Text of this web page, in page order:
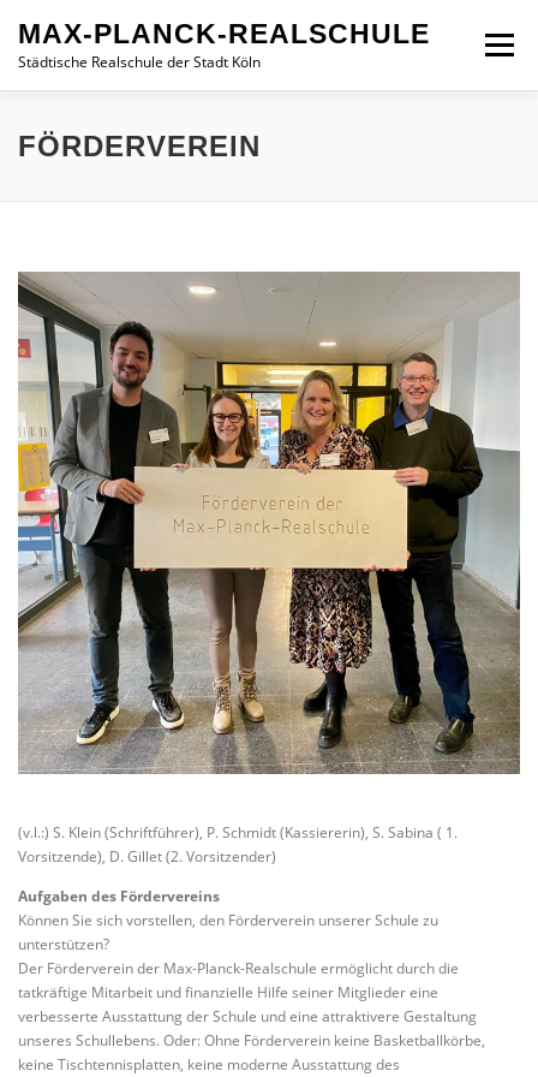
Inhalt
springen
MAX-PLANCK-REALSCHULE
Städtische Realschule der Stadt Köln
Menü
STARTSEITE AKTUELLES
FÖRDERVEREIN
(v.l.:) S. Klein (Schriftführer), P. Schmidt (Kassiererin), S. Sabina ( 1.
Vorsitzende), D. Gillet (2. Vorsitzender)
Aufgaben des Fördervereins
Können Sie sich vorstellen, den Förderverein unserer Schule zu
unterstützen?
Der Förderverein der Max-Planck-Realschule ermöglicht durch die
tatkräftige Mitarbeit und finanzielle Hilfe seiner Mitglieder eine
verbesserte Ausstattung der Schule und eine attraktivere Gestaltung
unseres Schullebens. Oder: Ohne Förderverein keine Basketballkörbe,
keine Tischtennisplatten, keine moderne Ausstattung des